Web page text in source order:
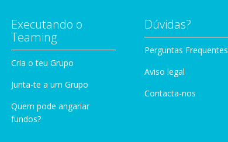
Executando o
Teaming
Cria o teu Grupo
Junta-te a um Grupo
Quem pode angariar
fundos?
Dúvidas?
Perguntas Frequentes
Aviso legal
Contacta-nos